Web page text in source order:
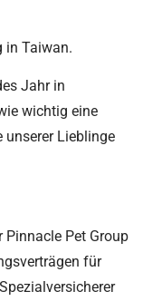
in Taiwan.
Jahr in
wichtig eine
Lieblinge
Pinnacle Pet Group
für